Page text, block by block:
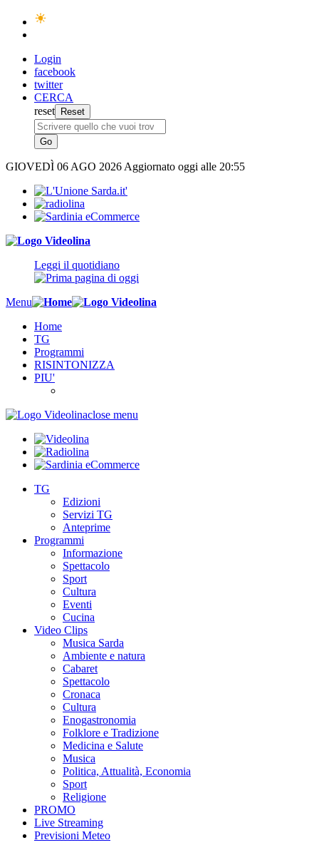
Login
facebook
twitter
CERCA
reset
GIOVEDÌ 06 AGO 2026 Aggiornato oggi alle 20:55
Leggi il quotidiano
Menu
Home
TG
Programmi
RISINTONIZZA
PIU'
close menu
TG
Edizioni
Servizi TG
Anteprime
Programmi
Informazione
Spettacolo
Sport
Cultura
Eventi
Cucina
Video Clips
Musica Sarda
Ambiente e natura
Cabaret
Spettacolo
Cronaca
Cultura
Enogastronomia
Folklore e Tradizione
Medicina e Salute
Musica
Politica, Attualità, Economia
Sport
Religione
PROMO
Live Streaming
Previsioni Meteo